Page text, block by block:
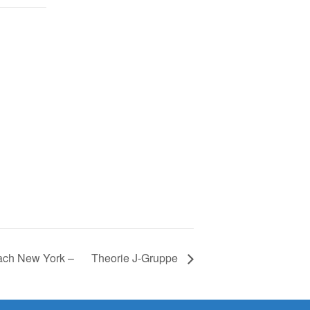
New York – Theorie J-Gruppe